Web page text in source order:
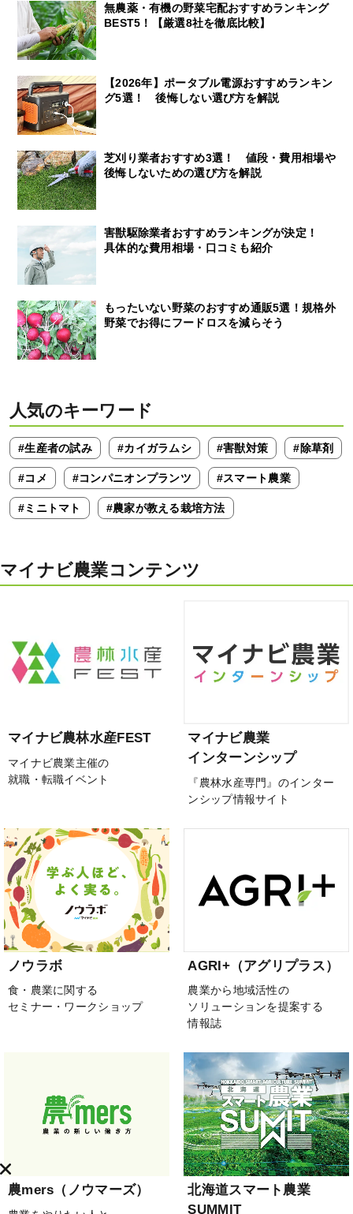
無農薬・有機の野菜宅配おすすめランキング
BEST5！【厳選8社を徹底比較】
【2026年】ポータブル電源おすすめランキン
グ5選！ 後悔しない選び方を解説
芝刈り業者おすすめ3選！ 値段・費用相場や
後悔しないための選び方を解説
害獣駆除業者おすすめランキングが決定！
具体的な費用相場・口コミも紹介
もったいない野菜のおすすめ通販5選！規格外
野菜でお得にフードロスを減らそう
人気のキーワード
#生産者の試み #カイガラムシ #害獣対策 #除草剤
#コメ #コンパニオンプランツ #スマート農業
#ミニトマト #農家が教える栽培方法
マイナビ農業コンテンツ
マイナビ農林水産FEST
マイナビ農業主催の
就職・転職イベント
マイナビ農業
インターンシップ
『農林水産専門』のインター
ンシップ情報サイト
ノウラボ
食・農業に関する
セミナー・ワークショップ
AGRI+（アグリプラス）
農業から地域活性の
ソリューションを提案する
情報誌
農mers（ノウマーズ）
北海道スマート農業
SUMMIT